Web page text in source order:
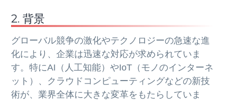
2. 背景
グローバル競争の激化やテクノロジーの急速な進
化により、企業は迅速な対応が求められていま
す。特にAI（人工知能）やIoT（モノのインターネ
ット）、クラウドコンピューティングなどの新技
術が、業界全体に大きな変革をもたらしていま